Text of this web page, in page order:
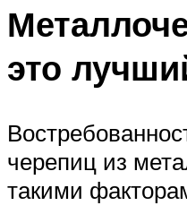
это
черепиц из
такими